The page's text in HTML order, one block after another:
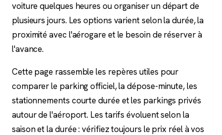
voiture quelques heures ou organiser un départ de
plusieurs jours. Les options varient selon la durée, la
proximité avec l'aérogare et le besoin de réserver à
l'avance.
Cette page rassemble les repères utiles pour
comparer le parking officiel, la dépose-minute, les
stationnements courte durée et les parkings privés
autour de l'aéroport. Les tarifs évoluent selon la
saison et la durée : vérifiez toujours le prix réel à vos